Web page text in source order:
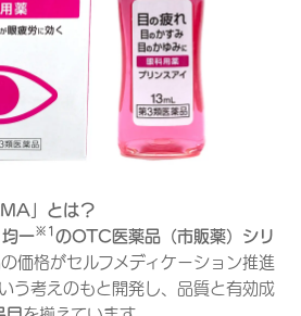
」とは？
一※1 のOTC医薬品（市販薬）シリ
価格がセルフメディケーション推進
う考えのもと開発し、品質と有効成